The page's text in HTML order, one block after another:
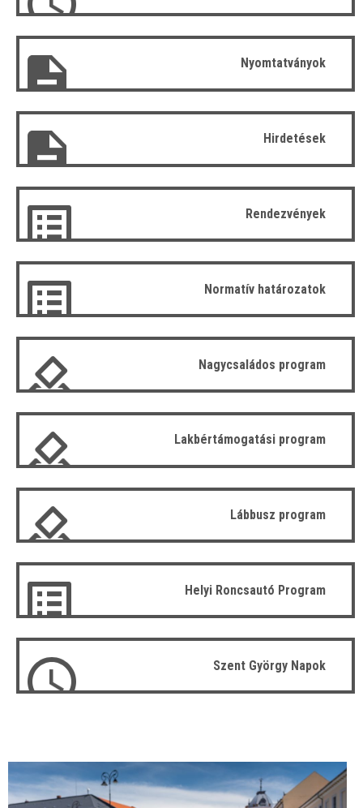
Nyomtatványok
Hirdetések
Rendezvények
Normatív határozatok
Nagycsaládos program
Lakbértámogatási program
Lábbusz program
Helyi Roncsautó Program
Szent György Napok